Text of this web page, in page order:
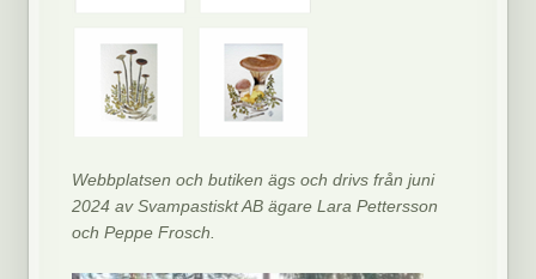
Webbplatsen och butiken ägs och drivs från juni
2024 av Svampastiskt AB ägare Lara Pettersson
och Peppe Frosch.